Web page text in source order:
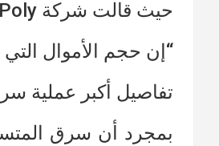
حيث قالت شركة Poly في تغريدة أخرى:
“إن حجم الأموال التي
تفاصيل أكبر عملية
بمجرد أن سرق